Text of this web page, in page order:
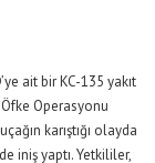
ait bir KC-135 yakıt
Operasyonu
karıştığı olayda
iniş yaptı. Yetkililer,